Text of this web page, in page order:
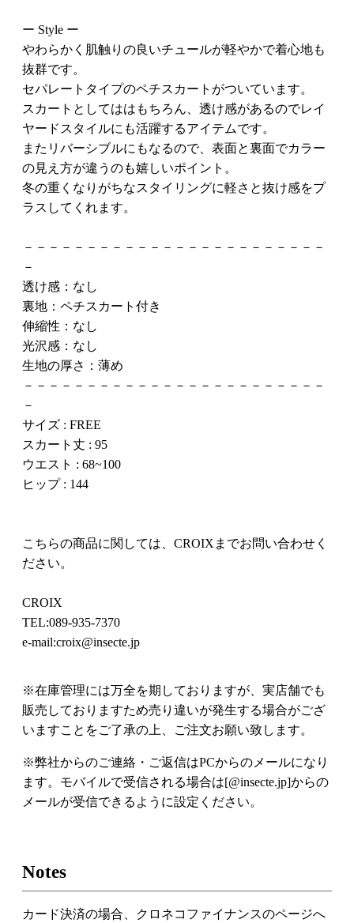
ー Style ー
やわらかく肌触りの良いチュールが軽やかで着心地も
抜群です。
セパレートタイプのペチスカートがついています。
スカートとしてははもちろん、透け感があるのでレイ
ヤードスタイルにも活躍するアイテムです。
またリバーシブルにもなるので、表面と裏面でカラー
の見え方が違うのも嬉しいポイント。
冬の重くなりがちなスタイリングに軽さと抜け感をプ
ラスしてくれます。
－－－－－－－－－－－－－－－－－－－－－－－－
－
透け感：なし
裏地：ペチスカート付き
伸縮性：なし
光沢感：なし
生地の厚さ：薄め
－－－－－－－－－－－－－－－－－－－－－－－－
－
サイズ : FREE
スカート丈 : 95
ウエスト : 68~100
ヒップ : 144
こちらの商品に関しては、CROIXまでお問い合わせく
ださい。
CROIX
TEL:089-935-7370
e-mail:croix@insecte.jp
※在庫管理には万全を期しておりますが、実店舗でも
販売しておりますため売り違いが発生する場合がござ
いますことをご了承の上、ご注文お願い致します。
※弊社からのご連絡・ご返信はPCからのメールになり
ます。モバイルで受信される場合は[@insecte.jp]からの
メールが受信できるように設定ください。
Notes
カード決済の場合、クロネコファイナンスのページへ